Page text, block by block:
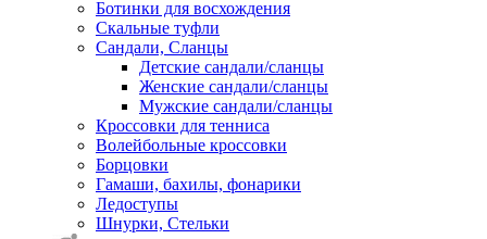
Ботинки для восхождения
Скальные туфли
Сандали, Сланцы
Детские сандали/сланцы
Женские сандали/сланцы
Мужские сандали/сланцы
Кроссовки для тенниса
Волейбольные кроссовки
Борцовки
Гамаши, бахилы, фонарики
Ледоступы
Шнурки, Стельки